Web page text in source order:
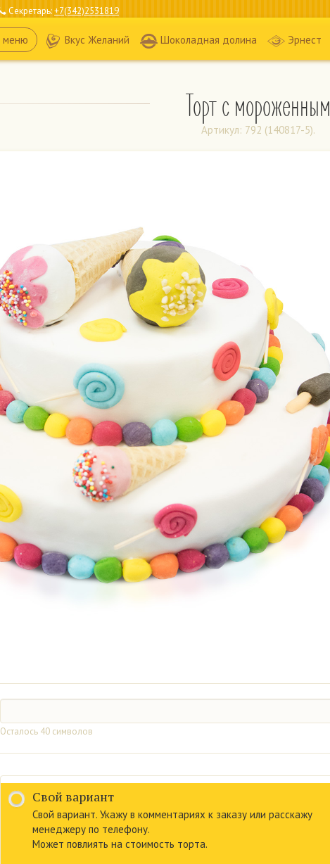
Секретарь:+7(342)2531819
меню Вкус Желаний Шоколадная долина Эрнест
Торт с мороженным
Артикул: 792 (140817-5).
Осталось 40символов
Свой вариант
Свой вариант. Укажу в комментариях к заказу или расскажу
менеджеру по телефону.
Может повлиять на стоимость торта.